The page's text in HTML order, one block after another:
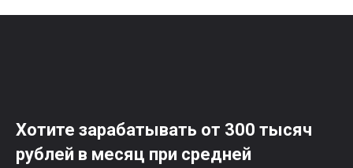
Хотите зарабатывать от 300 тысяч
рублей в месяц при средней